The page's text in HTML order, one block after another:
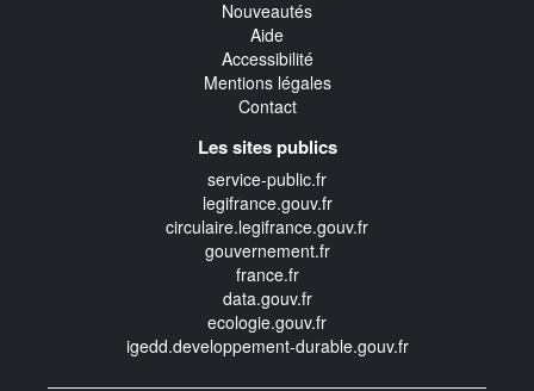
Nouveautés
Aide
Accessibilité
Mentions légales
Contact
Les sites publics
service-public.fr
legifrance.gouv.fr
circulaire.legifrance.gouv.fr
gouvernement.fr
france.fr
data.gouv.fr
ecologie.gouv.fr
igedd.developpement-durable.gouv.fr